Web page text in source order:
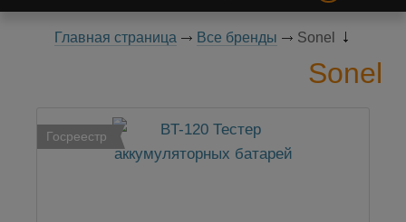
Главная страница Все бренды Sonel
Sonel
Госреестр